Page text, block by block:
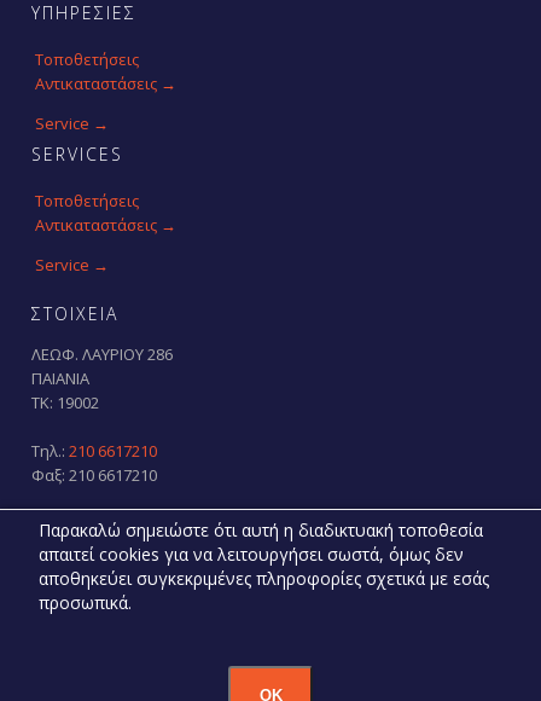
ΥΠΗΡΕΣΙΕΣ
Τοποθετήσεις
Αντικαταστάσεις →
Service →
SERVICES
Τοποθετήσεις
Αντικαταστάσεις →
Service →
ΣΤΟΙΧΕΙΑ
ΛΕΩΦ. ΛΑΥΡΙΟΥ 286
ΠΑΙΑΝΙΑ
ΤΚ: 19002
Τηλ.: 210 6617210
Φαξ: 210 6617210
E-mail:info@newdoor.gr
Βρείτε μας στο χάρτη →
  
© 2021 New Door
Παρακαλώ σημειώστε ότι αυτή η διαδικτυακή τοποθεσία
απαιτεί cookies για να λειτουργήσει σωστά, όμως δεν
αποθηκεύει συγκεκριμένες πληροφορίες σχετικά με εσάς
προσωπικά.
OK